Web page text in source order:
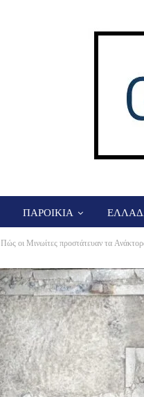
ΠΑΡΟΙΚΙΑ
Πώς οι Μινωίτες προστάτευαν τα